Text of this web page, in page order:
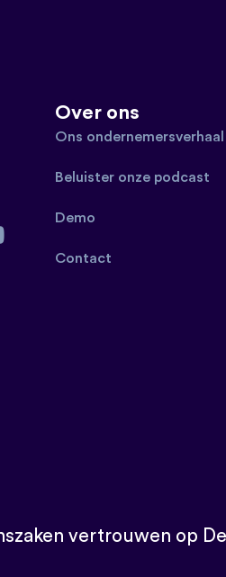
Over ons
Ons ondernemersverhaal
Beluister onze podcast
Demo
Contact
vertrouwen op